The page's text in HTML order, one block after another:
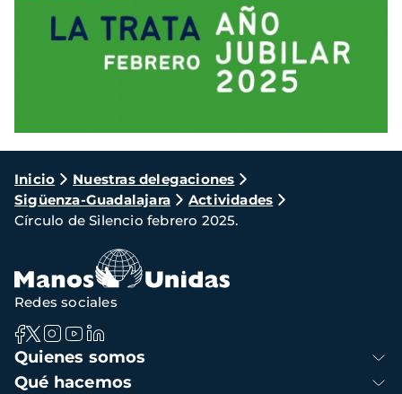
Ruta
de
navegación
Inicio
Nuestras delegaciones
Sigüenza-Guadalajara
Actividades
Círculo de Silencio febrero 2025.
Navegación
principal
Quienes somos
Qué hacemos
Redes sociales